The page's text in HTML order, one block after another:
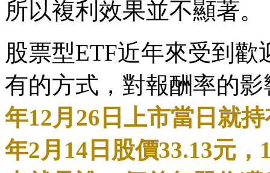
所以複利效果並不顯著。
股票型ETF近年來受到
有的方式，對報酬率的
年12月26日上市當日就
年2月14日股價33.13元